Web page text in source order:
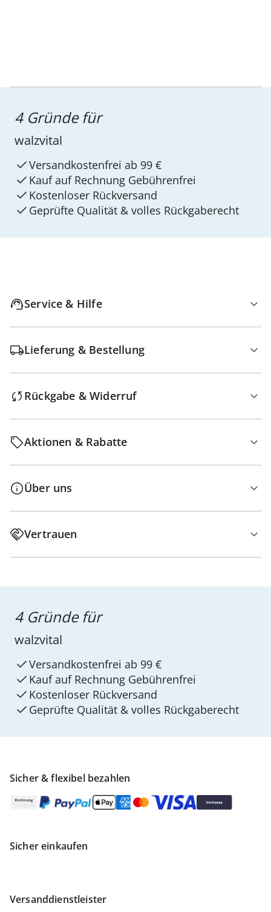
4 Gründe für
walzvital
Versandkostenfrei ab 99 €
Kauf auf Rechnung Gebührenfrei
Kostenloser Rückversand
Geprüfte Qualität & volles Rückgaberecht
Service & Hilfe
Lieferung & Bestellung
Rückgabe & Widerruf
Aktionen & Rabatte
Über uns
Vertrauen
Sicher & flexibel bezahlen
Sicher einkaufen
Versanddienstleister
4 Gründe für
walzvital
Versandkostenfrei ab 99 €
Kauf auf Rechnung Gebührenfrei
Kostenloser Rückversand
Geprüfte Qualität & volles Rückgaberecht